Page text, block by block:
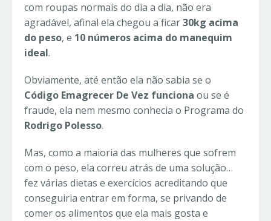
com roupas normais do dia a dia, não era
agradável, afinal ela chegou a ficar30kg acima
do peso, e 10 números acima do manequim
ideal.
Obviamente, até então ela não sabia se o
Código Emagrecer De Vez funciona ou se é
fraude, ela nem mesmo conhecia o Programa do
Rodrigo Polesso.
Mas, como a maioria das mulheres que sofrem
com o peso, ela correu atrás de uma solução…
fez várias dietas e exercícios acreditando que
conseguiria entrar em forma, se privando de
comer os alimentos que ela mais gosta e